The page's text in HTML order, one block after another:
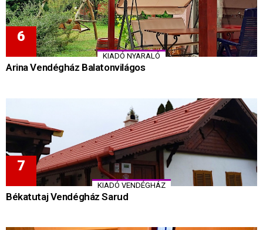
KIADÓ NYARALÓ
Arina Vendégház Balatonvilágos
KIADÓ VENDÉGHÁZ
Békatutaj Vendégház Sarud